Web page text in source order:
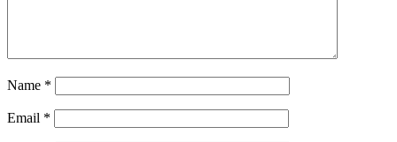
Name *
Email *